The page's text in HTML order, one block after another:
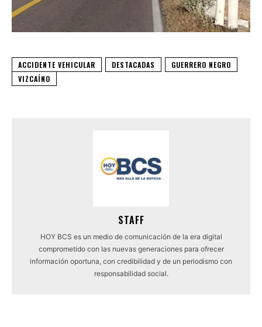
ACCIDENTE VEHICULAR DESTACADAS
GUERRERO NEGRO
VIZCAÍNO
STAFF
HOY BCS es un medio de comunicación de la era digital
comprometido con las nuevas generaciones para ofrecer
información oportuna, con credibilidad y de un periodismo con
responsabilidad social.